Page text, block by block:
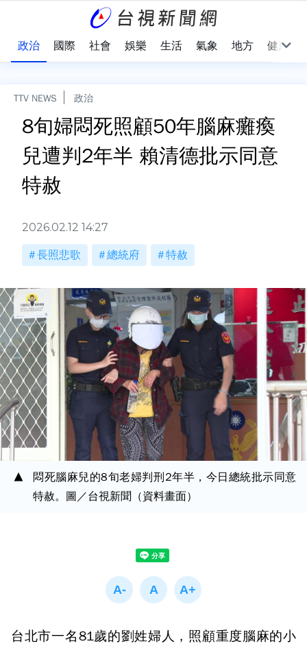
政治 國際 社會 娛樂 生活 氣象 地方 健康
TTV NEWS 政治
8旬婦悶死照顧50年腦麻癱瘓
兒遭判2年半 賴清德批示同意
特赦
2026.02.12 14:27
長照悲歌 總統府 特赦
悶死腦麻兒的8旬老婦判刑2年半，今日總統批示同意
特赦。圖／台視新聞（資料畫面）
台北市一名81歲的劉姓婦人，照顧重度腦麻的小